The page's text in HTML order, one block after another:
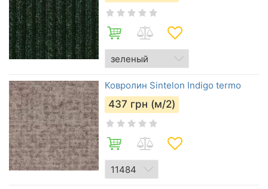
Ковролин Sintelon Indigo termo
437 грн (м/2)